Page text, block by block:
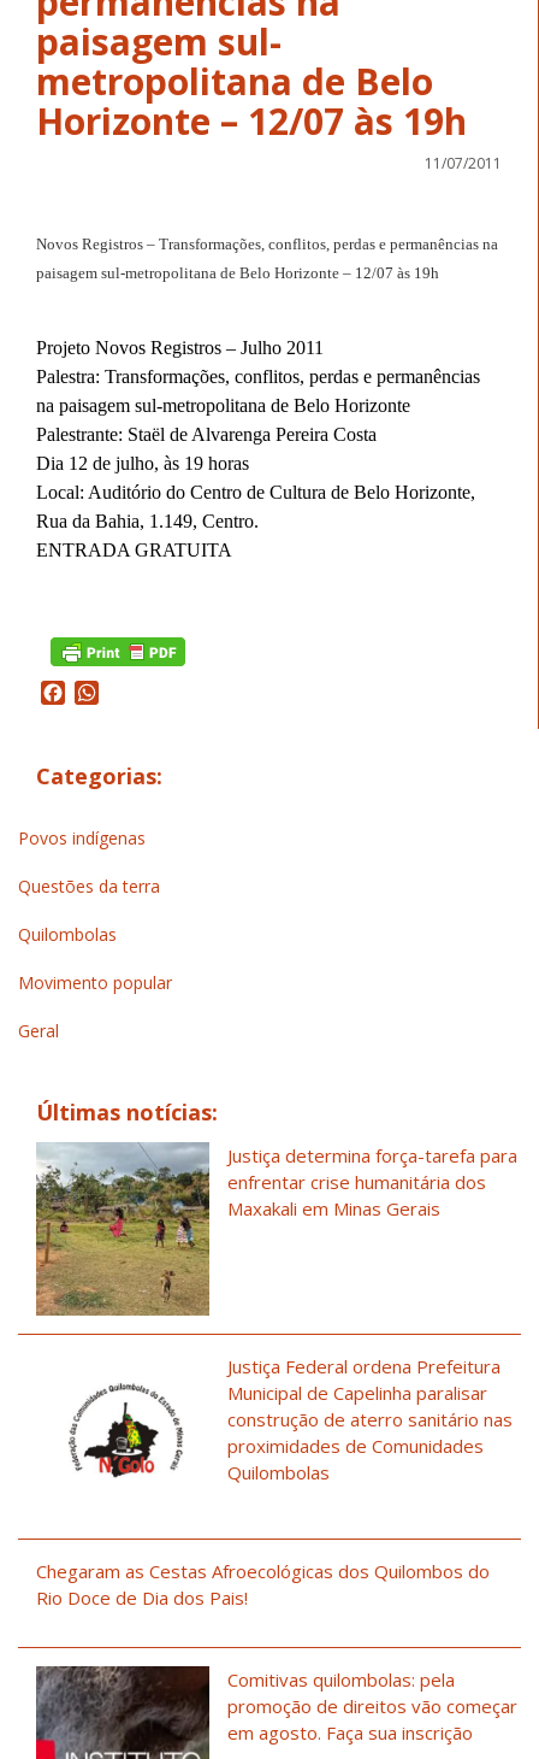
paisagem sul-
metropolitana de Belo
Horizonte – 12/07 às 19h
11/07/2011
Novos Registros – Transformações, conflitos, perdas e permanências na
paisagem sul-metropolitana de Belo Horizonte – 12/07 às 19h
Projeto Novos Registros – Julho 2011
Palestra: Transformações, conflitos, perdas e permanências
na paisagem sul-metropolitana de Belo Horizonte
Palestrante: Staël de Alvarenga Pereira Costa
Dia 12 de julho, às 19 horas
Local: Auditório do Centro de Cultura de Belo Horizonte,
Rua da Bahia, 1.149, Centro.
ENTRADA GRATUITA
Facebook
Categorias:
Povos indígenas
Questões da terra
Quilombolas
Movimento popular
Geral
Últimas notícias:
Justiça determina força-tarefa para
enfrentar crise humanitária dos
Maxakali em Minas Gerais
Justiça Federal ordena Prefeitura
Municipal de Capelinha paralisar
construção de aterro sanitário nas
proximidades de Comunidades
Quilombolas
Chegaram as Cestas Afroecológicas dos Quilombos do
Rio Doce de Dia dos Pais!
Comitivas quilombolas: pela
promoção de direitos vão começar
em agosto. Faça sua inscrição